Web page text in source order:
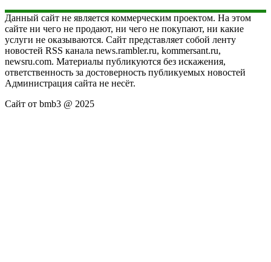
Данный сайт не является коммерческим проектом. На этом
сайте ни чего не продают, ни чего не покупают, ни какие
услуги не оказываются. Сайт представляет собой ленту
новостей RSS канала news.rambler.ru, kommersant.ru,
newsru.com. Материалы публикуются без искажения,
ответственность за достоверность публикуемых новостей
Администрация сайта не несёт.
Сайт от bmb3 @ 2025